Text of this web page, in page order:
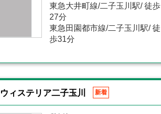
東急大井町線/二子玉川駅/ 徒歩
27分
東急田園都市線/二子玉川駅/ 徒
歩31分
ウィステリア二子玉川 新着